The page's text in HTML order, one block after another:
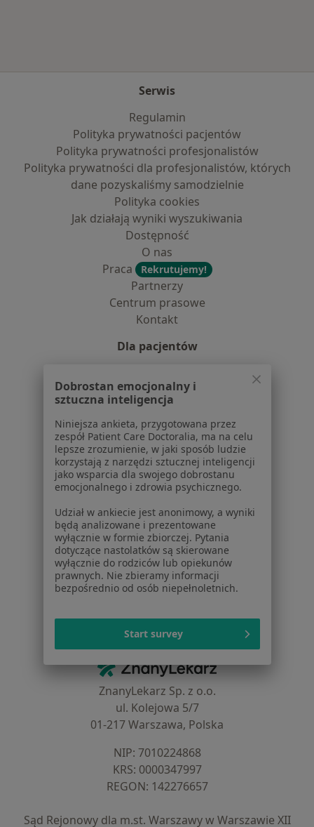
Serwis
Regulamin
Polityka prywatności pacjentów
Polityka prywatności profesjonalistów
Polityka prywatności dla profesjonalistów, których
dane pozyskaliśmy samodzielnie
Polityka cookies
Jak działają wyniki wyszukiwania
Dostępność
O nas
Praca
Rekrutujemy!
Partnerzy
Centrum prasowe
Kontakt
Dla pacjentów
Placówki medyczne
Pytania i odpowiedzi
Usługi i zabiegi
Choroby
Pomoc
Aplikacje mobilne
Blog dla pacjentów
Dla profesjonalistów
Cennik
Dla lekarzy
Dla placówek medycznych
Noa Notes
nowość
Centrum Pomocy dla Specjalisty
Kontakt ZnanyLekarz - Strona główna
ZnanyLekarz Sp. z o.o.
ul. Kolejowa 5/7
01-217 Warszawa, Polska
NIP: ⁠7010224868
KRS: ⁠0000347997
REGON: ⁠142276657
Sąd Rejonowy dla m.st. Warszawy w Warszawie XII
Dobrostan emocjonalny i
sztuczna inteligencja
Niniejsza ankieta, przygotowana przez
zespół Patient Care Doctoralia, ma na celu
lepsze zrozumienie, w jaki sposób ludzie
korzystają z narzędzi sztucznej inteligencji
jako wsparcia dla swojego dobrostanu
emocjonalnego i zdrowia psychicznego.
Udział w ankiecie jest anonimowy, a wyniki
będą analizowane i prezentowane
wyłącznie w formie zbiorczej. Pytania
dotyczące nastolatków są skierowane
wyłącznie do rodziców lub opiekunów
prawnych. Nie zbieramy informacji
bezpośrednio od osób niepełnoletnich.
Start survey